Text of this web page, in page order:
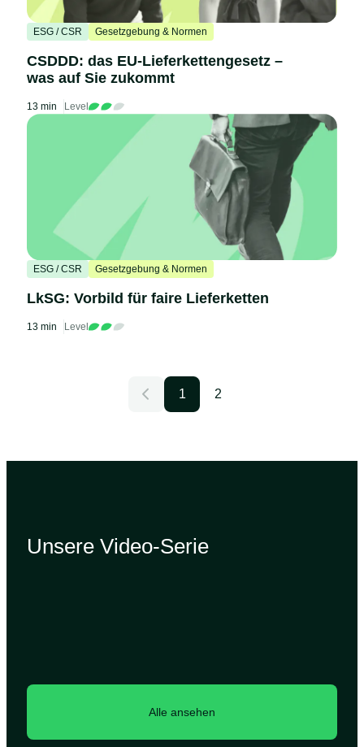
ESG / CSR Gesetzgebung & Normen
CSDDD: das EU-Lieferkettengesetz –
was auf Sie zukommt
13 min Level
ESG / CSR Gesetzgebung & Normen
LkSG: Vorbild für faire Lieferketten
13 min Level
1 2
Unsere Video-Serie
Alle ansehen